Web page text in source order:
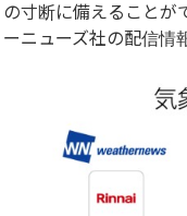
の寸断に備えることが
ーニューズ社の配信情